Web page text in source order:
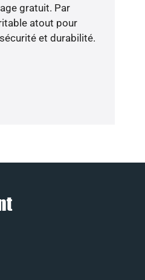
gratuit. Par
atout pour
et durabilité.